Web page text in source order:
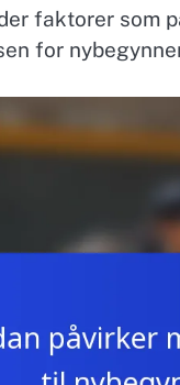
faktorer som
for